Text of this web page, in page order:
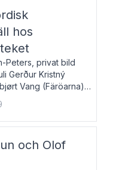
hos
Peters, privat bild
Gerður Kristný
Vang (Färöarna)
samtalar med
De läser upp på
och svenska och
och Olof